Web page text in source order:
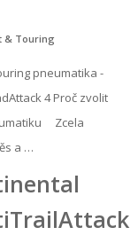
& Touring
pneumatika -
4 Proč zvolit
Zcela
a …